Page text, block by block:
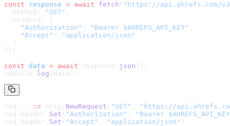
const response = await fetch ( " https://api.ahrefs.com/
  method:
"GET" ,
  headers: {
    "Authorization"
: "Bearer $AHREFS_API_KEY" ,
    "Accept"
:
"application/json"
  }
});
const data = await response. json ();
console. log (data);
req, _ := http. NewRequest ( "GET" , " https://
req.Header. Set ( "Authorization" ,
"Bearer
req.Header. Set ( "Accept" , "application/json" )